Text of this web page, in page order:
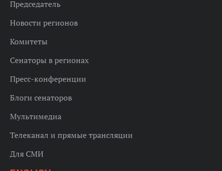
Председатель
Новости регионов
Комитеты
Сенаторы в регионах
Пресс-конференции
Блоги сенаторов
Мультимедиа
Телеканал и прямые трансляции
Для СМИ